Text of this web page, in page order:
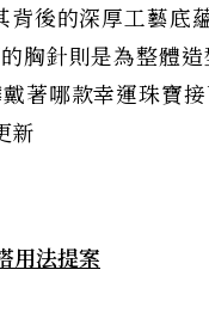
背後的深厚工藝底
胸針則是為整體
著哪款幸運珠寶
新
用法提案